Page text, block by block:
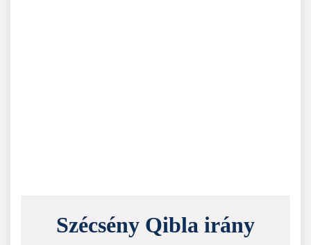
Szécsény Qibla irány